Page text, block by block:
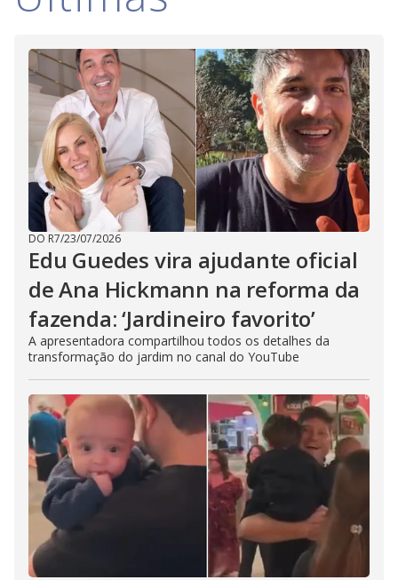
i
d
e
o
DO R7/23/07/2026
Edu Guedes vira ajudante oficial
de Ana Hickmann na reforma da
fazenda: ‘Jardineiro favorito’
A apresentadora compartilhou todos os detalhes da
transformação do jardim no canal do YouTube